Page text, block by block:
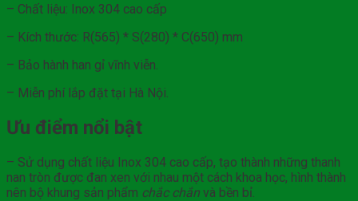
– Chất liệu: Inox 304 cao cấp
– Kích thước: R(565) * S(280) * C(650) mm
– Bảo hành han gỉ vĩnh viễn.
– Miễn phí lắp đặt tại Hà Nội.
Ưu điểm nổi bật
– Sử dụng chất liệu Inox 304 cao cấp, tạo thành những thanh
nan tròn được đan xen với nhau một cách khoa học, hình thành
nên bộ khung sản phẩm chắc chắn và bền bỉ.